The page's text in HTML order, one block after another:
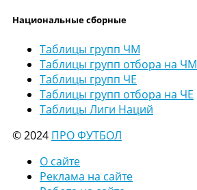
Национальные сборные
Таблицы групп ЧМ
Таблицы групп отбора на ЧМ
Таблицы групп ЧЕ
Таблицы групп отбора на ЧЕ
Таблицы Лиги Наций
© 2024 ПРО ФУТБОЛ
О сайте
Реклама на сайте